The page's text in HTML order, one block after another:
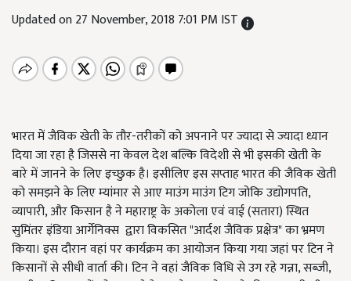
Updated on 27 November, 2018 7:01 PM IST
भारत में जैविक खेती के तौर-तरीकों को अपनाने पर ज्यादा से ज्यादा ध्यान
दिया जा रहा है जिससे ना केवल देश बल्कि विदेशी से भी इसकी खेती के
बारे में जानने के लिए इच्छुक है। इसीलिए इस सप्ताह भारत की जैविक खेती
को समझने के लिए म्यांमार से आए माउंग माउंग टिग जोकि उद्योगपति,
व्यापारी, और किसान है ने महाराष्ट्र के अकोला एवं वाई (सतारा) स्थित
सुमिंतर इंडिया आर्गेनिक्स द्वारा विकसित "आर्दश जैविक प्रक्षेत्र" का भ्रमण
किया। इस दौरान वहां पर कार्यक्रम का आयोजन किया गया जहां पर टिन ने
किसानों से सीधी वार्ता की। टिन ने वहां जैविक विधि से उग रहे गन्ना, सब्जी,